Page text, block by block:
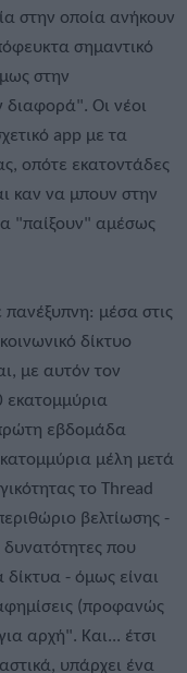
στην οποία ανήκουν
σημαντικό
στην
διαφορά". Οι νέοι
app με τα
οπότε εκατοντάδες
καν να μπουν στην
"παίξουν" αμέσως
πανέξυπνη: μέσα στις
δίκτυο
με αυτόν τον
εκατομμύρια
εβδομάδα
μέλη μετά
το Thread
βελτίωσης -
δυνατότητες που
- όμως είναι
(προφανώς
αρχή". Και... έτσι
υπάρχει ένα